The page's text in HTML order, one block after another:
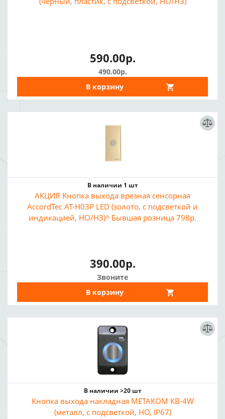
590.00р.
490.00р.
В корзину
В наличии 1 шт
АКЦИЯ Кнопка выхода врезная сенсорная
AccordTec AT-H03P LED (золото, с подсветкой и
индикацией, НО/НЗ)^ Бывшая розница 798р.
390.00р.
Звоните
В корзину
В наличии >20 шт
Кнопка выхода накладная МЕТАКОМ КВ-4W
(металл, с подсветкой, НО, IP67)